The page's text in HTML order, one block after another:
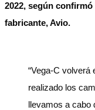
2022, según
fabricante, Avio.
“Vega-C volverá
realizado los
llevamos a